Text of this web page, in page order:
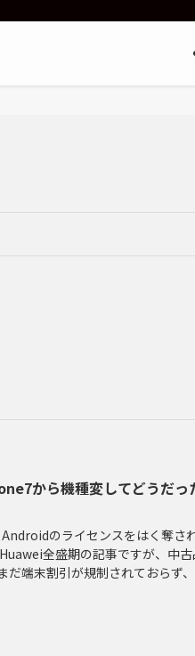
から機種変してどうだっ
のライセンスをはく奪さ
全盛期の記事ですが、中古
だ端末割引が規制されておらず